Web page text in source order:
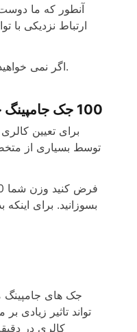
آنطور که ما دوست
ارتباط نزدیکی با
اگر نمی خواهید هنگام انجام جامپ جک آسیب نبینید، داشتن کفش های خوب که می توانند ضربه را جذب کنند بسیار مهم است.
100 جک جامپینگ چقدر کالری می سوزاند؟ با پرش جک چقدر کالری در دقیقه سوزانده می شود؟
توسط بسیاری از